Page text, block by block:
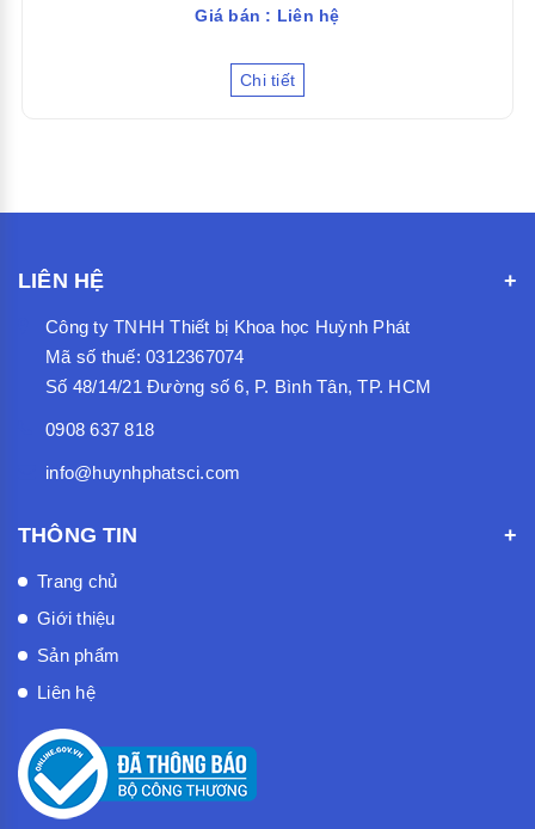
Giá bán : Liên hệ
Chi tiết
LIÊN HỆ
Công ty TNHH Thiết bị Khoa học Huỳnh Phát
Mã số thuế: 0312367074
Số 48/14/21 Đường số 6, P. Bình Tân, TP. HCM
0908 637 818
info@huynhphatsci.com
THÔNG TIN
Trang chủ
Giới thiệu
Sản phẩm
Liên hệ